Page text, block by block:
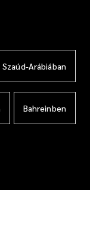
Szaúd-Arábiában
Bahreinben